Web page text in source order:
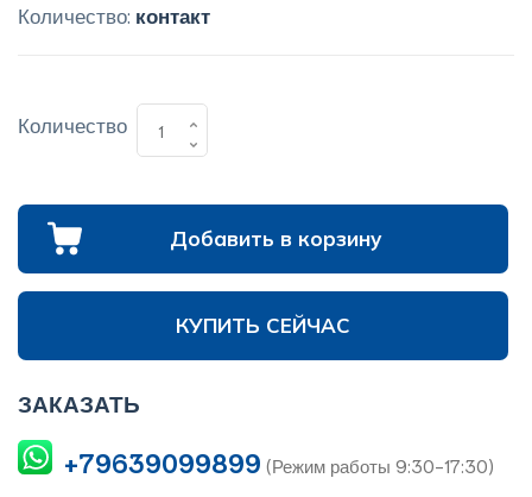
Количество: контакт
Количество
Добавить в корзину
КУПИТЬ СЕЙЧАС
ЗАКАЗАТЬ
+79639099899 (Режим работы 9:30-17:30)